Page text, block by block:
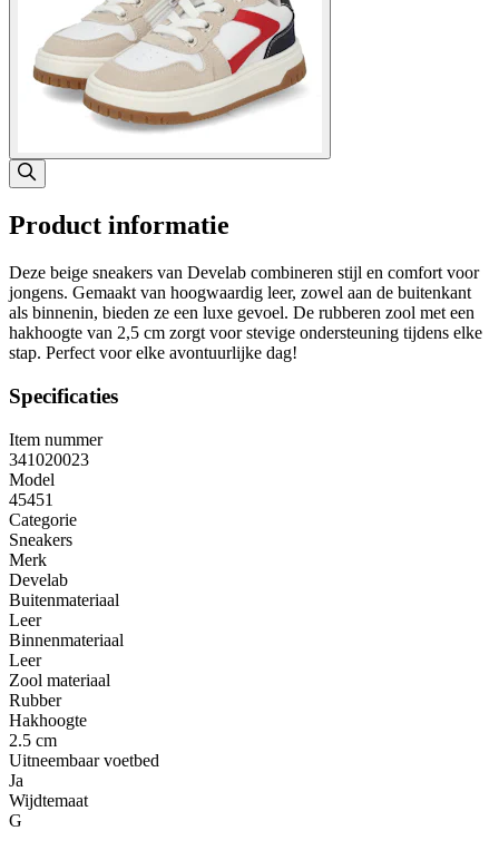
Product informatie
Deze beige sneakers van Develab combineren stijl en comfort voor
jongens. Gemaakt van hoogwaardig leer, zowel aan de buitenkant
als binnenin, bieden ze een luxe gevoel. De rubberen zool met een
hakhoogte van 2,5 cm zorgt voor stevige ondersteuning tijdens elke
stap. Perfect voor elke avontuurlijke dag!
Specificaties
Item nummer
341020023
Model
45451
Categorie
Sneakers
Merk
Develab
Buitenmateriaal
Leer
Binnenmateriaal
Leer
Zool materiaal
Rubber
Hakhoogte
2.5 cm
Uitneembaar voetbed
Ja
Wijdtemaat
G